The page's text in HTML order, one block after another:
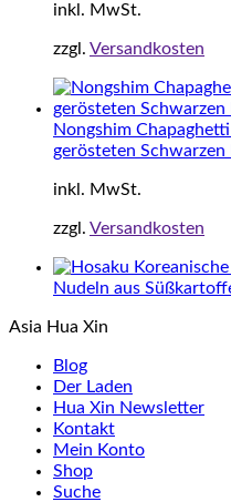
inkl. MwSt.
zzgl. Versandkosten
Nongshim
gerösteten Schwarzen
inkl. MwSt.
zzgl. Versandkosten
Nudeln aus
Asia Hua Xin
Blog
Der Laden
Hua Xin Newsletter
Kontakt
Mein Konto
Shop
Suche